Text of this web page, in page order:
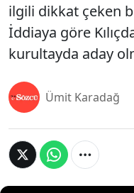
ilgili dikkat çeken
İddiaya göre
kurultayda aday
Ümit Karadağ